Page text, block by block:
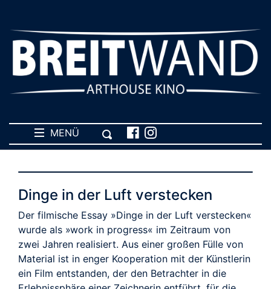
MENÜ
Dinge in der Luft verstecken
Der filmische Essay »Dinge in der Luft verstecken«
wurde als »work in progress« im Zeitraum von
zwei Jahren realisiert. Aus einer großen Fülle von
Material ist in enger Kooperation mit der Künstlerin
ein Film entstanden, der den Betrachter in die